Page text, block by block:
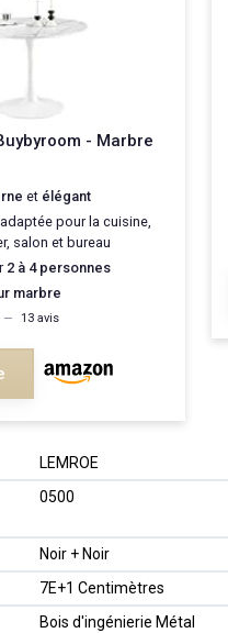
- Marbre
et élégant
pour la cuisine,
salon et bureau
2 à 4 personnes
marbre
— 13 avis
‎LEMROE
‎0500
‎Noir + Noir
‎7E+1 Centimètres
‎Bois d'ingénierie Métal